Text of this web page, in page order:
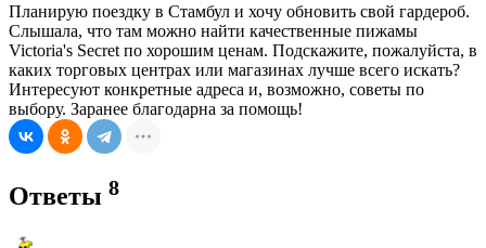
Планирую поездку в Стамбул и хочу обновить свой гардероб.
Слышала, что там можно найти качественные пижамы
Victoria's Secret по хорошим ценам. Подскажите, пожалуйста, в
каких торговых центрах или магазинах лучше всего искать?
Интересуют конкретные адреса и, возможно, советы по
выбору. Заранее благодарна за помощь!
Ответы 8